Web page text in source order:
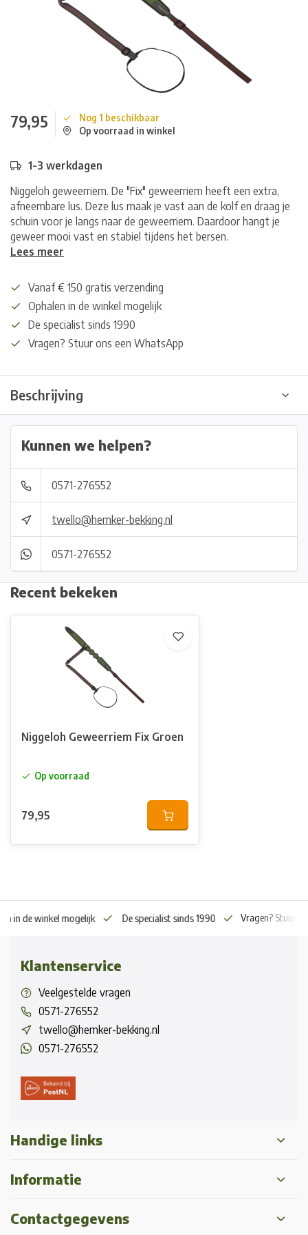
79,95
Nog 1 beschikbaar
Op voorraad in winkel
1-3 werkdagen
Niggeloh geweerriem. De "Fix" geweerriem heeft een extra,
afneembare lus. Deze lus maak je vast aan de kolf en draag je
schuin voor je langs naar de geweerriem. Daardoor hangt je
geweer mooi vast en stabiel tijdens het bersen.
Lees meer
Vanaf € 150 gratis verzending
Ophalen in de winkel mogelijk
De specialist sinds 1990
Vragen? Stuur ons een WhatsApp
Beschrijving
Kunnen we helpen?
0571-276552
twello@hemker-bekking.nl
0571-276552
Recent bekeken
Niggeloh Geweerriem Fix Groen
Op voorraad
79,95
in de winkel mogelijk De specialist sinds 1990 Vragen? Stuur
Klantenservice
Veelgestelde vragen
0571-276552
twello@hemker-bekking.nl
0571-276552
Handige links
Informatie
Contactgegevens